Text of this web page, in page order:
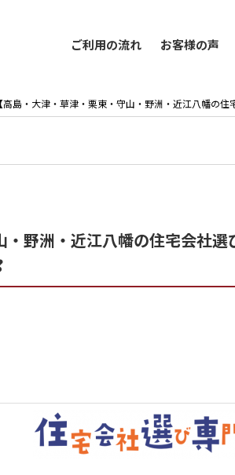
ご利用の流れ お客様の声
【高島・大津・草津・栗東・守山・野洲・近江八幡の
・野洲・近江八幡の住宅会社